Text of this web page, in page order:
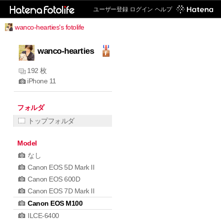
ユーザー登録 ログイン ヘルプ
wanco-hearties's fotolife
wanco-hearties
192 枚
iPhone 11
フォルダ
トップフォルダ
Model
なし
Canon EOS 5D Mark II
Canon EOS 600D
Canon EOS 7D Mark II
Canon EOS M100
ILCE-6400